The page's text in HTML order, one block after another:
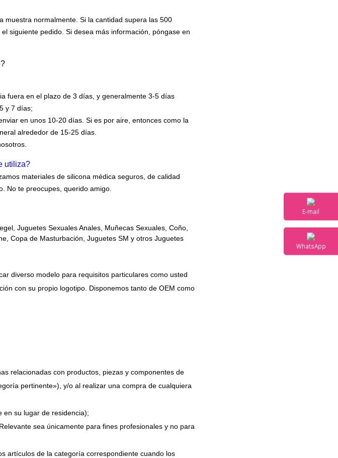
normalmente. Si la cantidad supera las 500
siguiente pedido. Si desea más información, póngase en
fuera en el plazo de 3 días, y generalmente 3-5 días
y 7 días;
en unos 10-20 días. Si es por aire, entonces como la
alrededor de 15-25 días.
utiliza?
materiales de silicona médica seguros, de calidad
No te preocupes, querido amigo.
Juguetes Sexuales Anales, Muñecas Sexuales, Coño,
Copa de Masturbación, Juguetes SM y otros Juguetes
diverso modelo para requisitos particulares como usted
con su propio logotipo. Disponemos tanto de OEM como
relacionadas con productos, piezas y componentes de
pertinente»), y/o al realizar una compra de cualquiera
en su lugar de residencia);
sea únicamente para fines profesionales y no para
artículos de la categoría correspondiente cuando los